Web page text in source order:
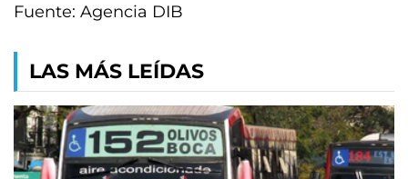
Fuente: Agencia DIB
LAS MÁS LEÍDAS